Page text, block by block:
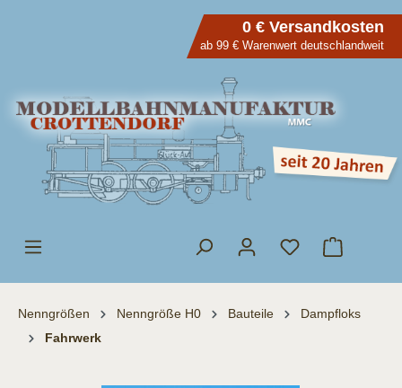
0 € Versandkosten
ab 99 € Warenwert deutschlandweit
Nenngrößen Nenngröße H0 Bauteile
Dampfloks
Fahrwerk